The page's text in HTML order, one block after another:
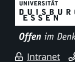
Intranet